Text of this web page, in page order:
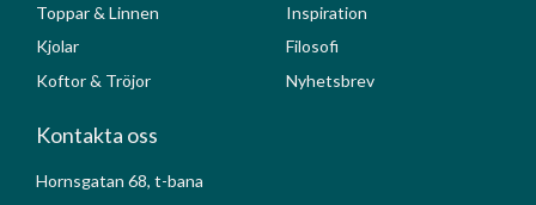
Toppar & Linnen
Kjolar
Koftor & Tröjor
Inspiration
Filosofi
Nyhetsbrev
Kontakta oss
Hornsgatan 68, t-bana